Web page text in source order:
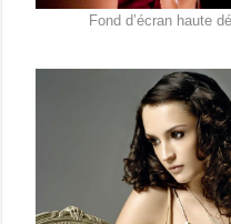
Fond d’écran haute